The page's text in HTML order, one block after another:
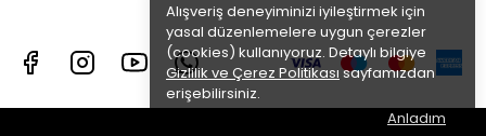
Alışveriş deneyiminizi iyileştirmek için
yasal düzenlemelere uygun çerezler
(cookies) kullanıyoruz. Detaylı bilgiye
Gizlilik ve Çerez Politikasısayfamızdan
erişebilirsiniz.
Anladım